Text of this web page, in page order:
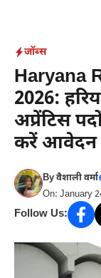
content
जॉब्स
Haryana
2026:
अप्रेंटिस
करें आवेदन
Byवैशाली वर्मा
On: January
Follow Us: